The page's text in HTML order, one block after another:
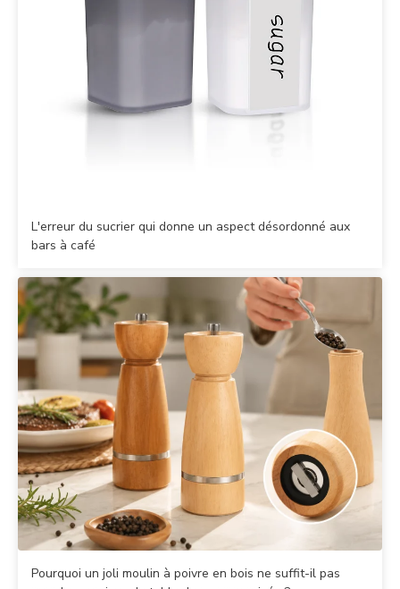
L'erreur du sucrier qui donne un aspect désordonné aux
bars à café
Pourquoi un joli moulin à poivre en bois ne suffit-il pas